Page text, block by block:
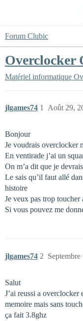
Forum Clubic
Overclocker
Matériel informatique
jlgames74 Août 29,
1
Bonjour
Je voudrais overclocker
En ventirade j’ai un
On m’a dit que je
Le sais qu’il faut allé
histoire
Je veux pas trop toucher
Si vous pouvez me
jlgames74 2
Salut
J’ai reussi a
memoire mais sans
ça fait 3.8ghz